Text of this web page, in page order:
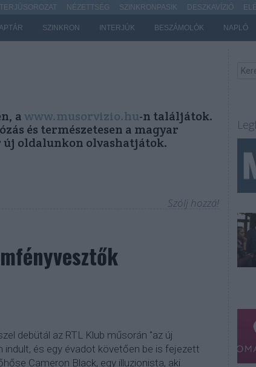
SZINKRON INTERJÚK BESZÁMOLÓK NAPLÓ
NÉZETTSÉG SZINKRONPASIK DESZKAVÍZIÓ
awww.musorvizio.hu-n találjátok.
és természetesen a magyar
oldalunkon olvashatjátok.
Szólj hozzá!
debütál az RTL Klub műsorán "az új
indult, és egy évadot követően be is fejezett
Cameron Black, egy illuzionista, aki